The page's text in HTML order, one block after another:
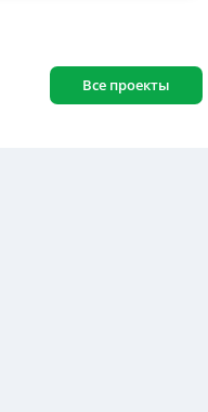
Все проекты